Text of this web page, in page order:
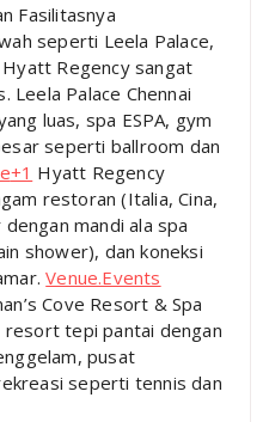
Fasilitasnya
seperti Leela Palace,
Hyatt Regency sangat
Leela Palace Chennai
luas, spa ESPA, gym
seperti ballroom dan
+1 Hyatt Regency
restoran (Italia, Cina,
mandi ala spa
shower), dan koneksi
Venue.Events
Cove Resort & Spa
resort tepi pantai dengan
pusat
seperti tennis dan